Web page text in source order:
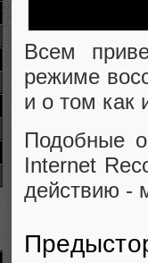
Всем
режиме
и о том как
Подобные
Internet
действию -